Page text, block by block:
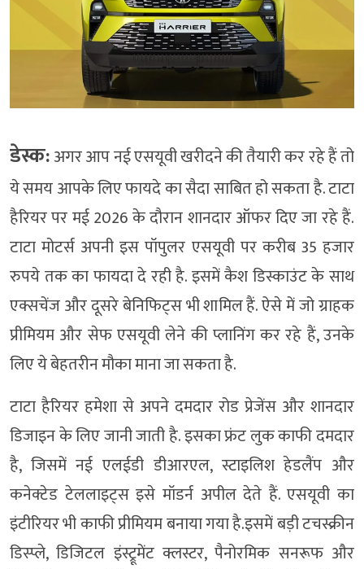
डेस्क:अगर आप नई एसयूवी खरीदने की तैयारी कर रहे हैं तो
ये समय आपके लिए फायदे का सैदा साबित हो सकता है. टाटा
हैरियर पर मई 2026 के दौरान शानदार ऑफर दिए जा रहे हैं.
टाटा मोटर्स अपनी इस पॉपुलर एसयूवी पर करीब 35 हजार
रुपये तक का फायदा दे रही है. इसमें कैश डिस्काउंट के साथ
एक्सचेंज और दूसरे बेनिफिट्स भी शामिल हैं. ऐसे में जो ग्राहक
प्रीमियम और सेफ एसयूवी लेने की प्लानिंग कर रहे हैं, उनके
लिए ये बेहतरीन मौका माना जा सकता है.
टाटा हैरियर हमेशा से अपने दमदार रोड प्रेजेंस और शानदार
डिजाइन के लिए जानी जाती है. इसका फ्रंट लुक काफी दमदार
है, जिसमें नई एलईडी डीआरएल, स्टाइलिश हेडलैंप और
कनेक्टेड टेललाइट्स इसे मॉडर्न अपील देते हैं. एसयूवी का
इंटीरियर भी काफी प्रीमियम बनाया गया है.इसमें बड़ी टचस्क्रीन
डिस्प्ले, डिजिटल इंस्ट्रूमेंट क्लस्टर, पैनोरमिक सनरूफ और